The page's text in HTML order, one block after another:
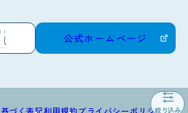
絞り込み
公式ホームページ
づく表記利用規約 プライバシーポリシー